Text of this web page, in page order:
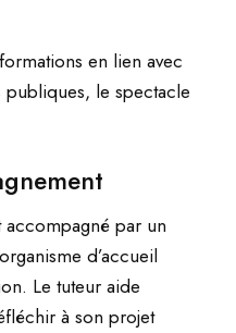
en lien avec
le spectacle
accompagné par un
d’accueil
Le tuteur aide
à son projet